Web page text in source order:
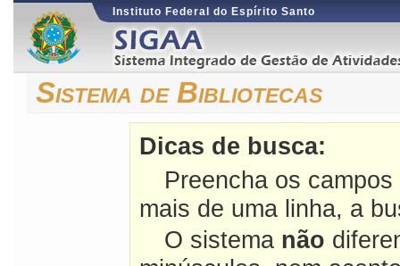
Instituto Federal do Espírito Santo
Sistema de Bibliotecas
Dicas de busca:
Preencha os
mais de uma linha, a
O sistema não